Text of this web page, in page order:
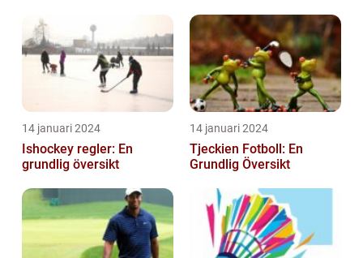
14 januari 2024
Ishockey regler: En
grundlig översikt
14 januari 2024
Tjeckien Fotboll: En
Grundlig Översikt